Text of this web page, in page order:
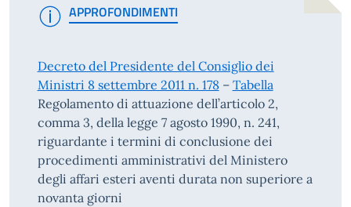
APPROFONDIMENTI
Decreto del Presidente del Consiglio dei
Ministri 8 settembre 2011 n. 178– Tabella
Regolamento di attuazione dell’articolo 2,
comma 3, della legge 7 agosto 1990, n. 241,
riguardante i termini di conclusione dei
procedimenti amministrativi del Ministero
degli affari esteri aventi durata non superiore a
novanta giorni